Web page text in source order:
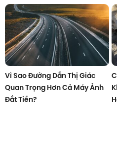
Vì Sao Đường Dẫn Thị Giác
Quan Trọng Hơn Cả Máy Ảnh
Đắt Tiền?